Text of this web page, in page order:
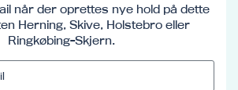
når der oprettes nye hold på dette
Herning, Skive, Holstebro eller
Ringkøbing-Skjern.